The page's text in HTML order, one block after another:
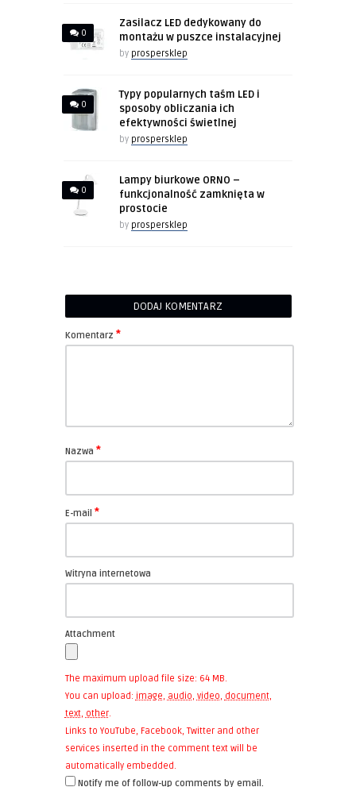
0
Zasilacz LED dedykowany do
montażu w puszce instalacyjnej
by prospersklep
0
Typy popularnych taśm LED i
sposoby obliczania ich
efektywności świetlnej
by prospersklep
0
Lampy biurkowe ORNO –
funkcjonalność zamknięta w
prostocie
by prospersklep
DODAJ KOMENTARZ
Komentarz *
Nazwa *
E-mail *
Witryna internetowa
Attachment
The maximum upload file size: 64 MB.
You can upload: image, audio, video, document,
text, other.
Links to YouTube, Facebook, Twitter and other
services inserted in the comment text will be
automatically embedded.
Notify me of follow-up comments by email.